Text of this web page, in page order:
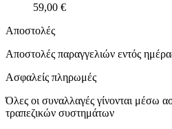
59,00 €
Αποστολές
Αποστολές παραγγελιών εντός
Ασφαλείς πληρωμές
Όλες οι συναλλαγές γίνονται μέσω
τραπεζικών συστημάτων